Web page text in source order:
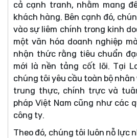
cả cạnh tranh, nhằm mang
khách hàng. Bên cạnh đó,
vào sự liêm chính trong kinh
một văn hóa doanh nghiệp
nhận thức rằng tiêu chuẩn
mới là nền tảng cốt lõi. Tại
chúng tôi yêu cầu toàn bộ
trung thực, chính trực và
pháp Việt Nam cũng như các
công ty.
Theo đó, chúng tôi luôn nỗ lực